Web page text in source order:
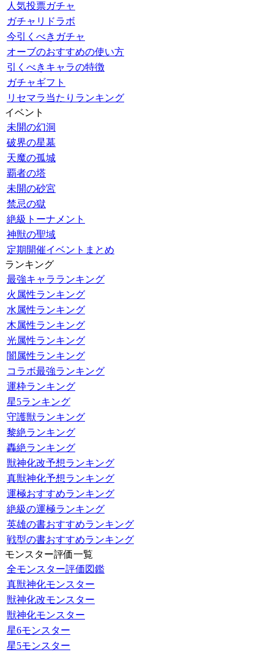
人気投票ガチャ
ガチャリドラボ
今引くべきガチャ
オーブのおすすめの使い方
引くべきキャラの特徴
ガチャギフト
リセマラ当たりランキング
イベント
未開の幻洞
破界の星墓
天魔の孤城
覇者の塔
未開の砂宮
禁忌の獄
絶級トーナメント
神獣の聖域
定期開催イベントまとめ
ランキング
最強キャラランキング
火属性ランキング
水属性ランキング
木属性ランキング
光属性ランキング
闇属性ランキング
コラボ最強ランキング
運枠ランキング
星5ランキング
守護獣ランキング
黎絶ランキング
轟絶ランキング
獣神化改予想ランキング
真獣神化予想ランキング
運極おすすめランキング
絶級の運極ランキング
英雄の書おすすめランキング
戦型の書おすすめランキング
モンスター評価一覧
全モンスター評価図鑑
真獣神化モンスター
獣神化改モンスター
獣神化モンスター
星6モンスター
星5モンスター